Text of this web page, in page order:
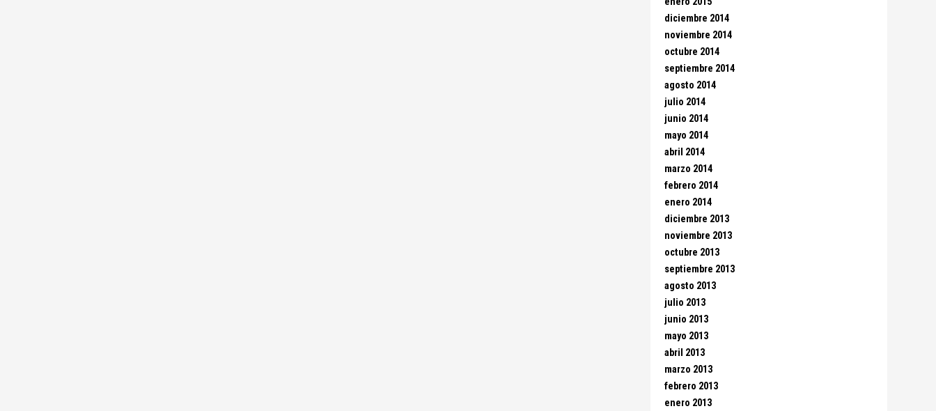
diciembre 2014
noviembre 2014
octubre 2014
septiembre 2014
agosto 2014
julio 2014
junio 2014
mayo 2014
abril 2014
marzo 2014
febrero 2014
enero 2014
diciembre 2013
noviembre 2013
octubre 2013
septiembre 2013
agosto 2013
julio 2013
junio 2013
mayo 2013
abril 2013
marzo 2013
febrero 2013
enero 2013